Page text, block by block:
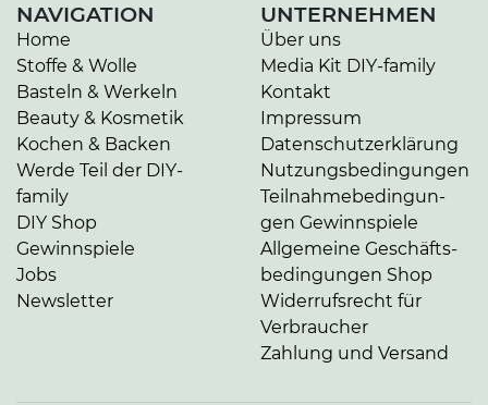
NAVIGATION
Home
Stoffe & Wolle
Basteln & Werkeln
Beauty & Kosmetik
Kochen & Backen
Werde Teil der DIY-
family
DIY Shop
Gewinnspiele
Jobs
Newsletter
UNTERNEHMEN
Über uns
Media Kit DIY-family
Kontakt
Impressum
Da­ten­schutz­er­klä­rung
Nut­zungs­be­din­gun­gen
Teil­nah­me­be­din­gun­
gen Gewinnspiele
Allgemeine Ge­schäfts­
be­din­gun­gen Shop
Widerrufsrecht für
Verbraucher
Zahlung und Versand